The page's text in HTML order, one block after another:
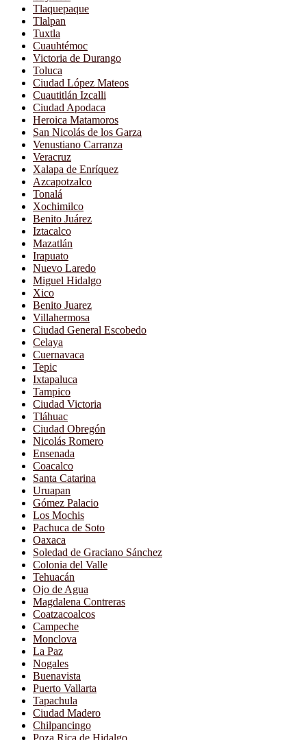
Tlaquepaque
Tlalpan
Tuxtla
Cuauhtémoc
Victoria de Durango
Toluca
Ciudad López Mateos
Cuautitlán Izcalli
Ciudad Apodaca
Heroica Matamoros
San Nicolás de los Garza
Venustiano Carranza
Veracruz
Xalapa de Enríquez
Azcapotzalco
Tonalá
Xochimilco
Benito Juárez
Iztacalco
Mazatlán
Irapuato
Nuevo Laredo
Miguel Hidalgo
Xico
Benito Juarez
Villahermosa
Ciudad General Escobedo
Celaya
Cuernavaca
Tepic
Ixtapaluca
Tampico
Ciudad Victoria
Tláhuac
Ciudad Obregón
Nicolás Romero
Ensenada
Coacalco
Santa Catarina
Uruapan
Gómez Palacio
Los Mochis
Pachuca de Soto
Oaxaca
Soledad de Graciano Sánchez
Colonia del Valle
Tehuacán
Ojo de Agua
Magdalena Contreras
Coatzacoalcos
Campeche
Monclova
La Paz
Nogales
Buenavista
Puerto Vallarta
Tapachula
Ciudad Madero
Chilpancingo
Poza Rica de Hidalgo